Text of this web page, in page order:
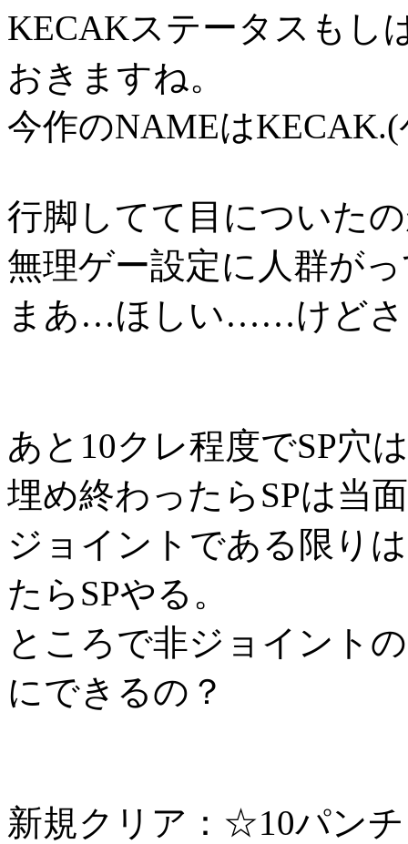
KECAKステータスもし
おきますね。
今作のNAMEは
行脚してて目についた
無理ゲー設定に人群が
まあ…ほしい……けど
あと10クレ程度でSP穴
埋め終わったらSPは当
ジョイントである限り
たらSPやる。
ところで非ジョイント
にできるの？
新規クリア：☆10パン